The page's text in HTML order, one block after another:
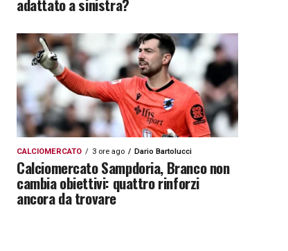
adattato a sinistra?
CALCIOMERCATO 3 ore ago Dario Bartolucci
Calciomercato Sampdoria, Branco non
cambia obiettivi: quattro rinforzi
ancora da trovare